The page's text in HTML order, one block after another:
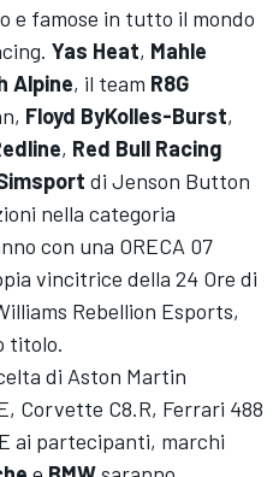
e famose in tutto il mondo
Yas Heat, Mahle
Alpine, il team R8G
Floyd ByKolles-Burst,
, Red Bull Racing
di Jenson Button
nella categoria
con una ORECA 07
vincitrice della 24 Ore di
Rebellion Esports,
titolo.
di Aston Martin
Corvette C8.R, Ferrari 488
ai partecipanti, marchi